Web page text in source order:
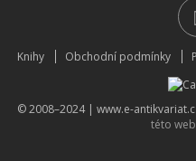
Knihy Obchodní podmínky
© 2008–2024 | www.e-
této